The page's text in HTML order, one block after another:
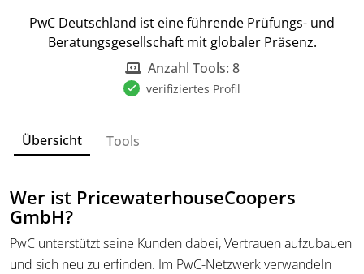
PwC Deutschland ist eine führende Prüfungs- und
Beratungsgesellschaft mit globaler Präsenz.
Anzahl Tools: 8
verifiziertes Profil
Übersicht Tools
Wer ist PricewaterhouseCoopers
GmbH?
PwC unterstützt seine Kunden dabei, Vertrauen aufzubauen
und sich neu zu erfinden. Im PwC-Netzwerk verwandeln